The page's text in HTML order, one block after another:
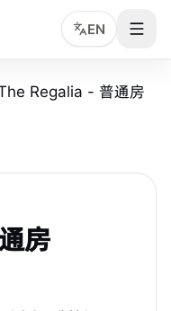
EN
页事实摘要
约 5 分钟。
时库存和合同为准。
University、Kaplan
Regalia - 普通房
房